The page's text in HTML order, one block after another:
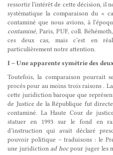
ressortir l’intérêt de cette décision, il
systématique la comparaison du «
contaminé que nous avions, à
contaminé, Paris, PUF, coll.
ces deux cas, mais c’est en
particulièrement notre attention.
I – Une apparente symétrie des
Toutefois, la comparaison pourrait
procès pour au moins trois raisons .
cette juridiction baroque que
de Justice de la République fut
contaminé. La Haute Cour de
statuer en 1993 sur le fond en
d’instruction qui avait déclaré
pouvoir politique – traduisons : le
une juridiction ad hocpour juger les